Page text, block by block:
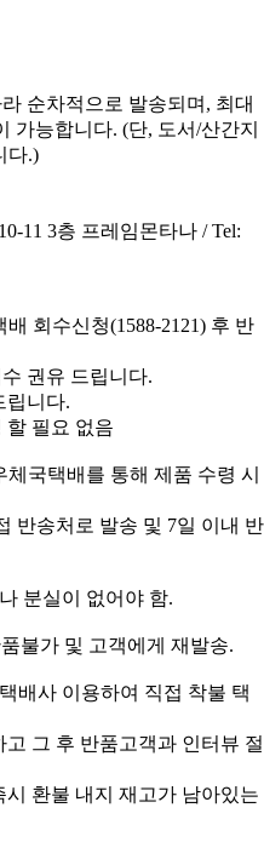
순차적으로 발송되며, 최대
가능합니다. (단, 도서/산간지
다.)
11 3층 프레임몬타나 / Tel:
회수신청(1588-2121) 후 반
권유 드립니다.
립니다.
할 필요 없음
국택배를 통해 제품 수령 시
반송처로 발송 및 7일 이내 반
분실이 없어야 함.
불가 및 고객에게 재발송.
배사 이용하여 직접 착불 택
그 후 반품고객과 인터뷰 절
환불 내지 재고가 남아있는